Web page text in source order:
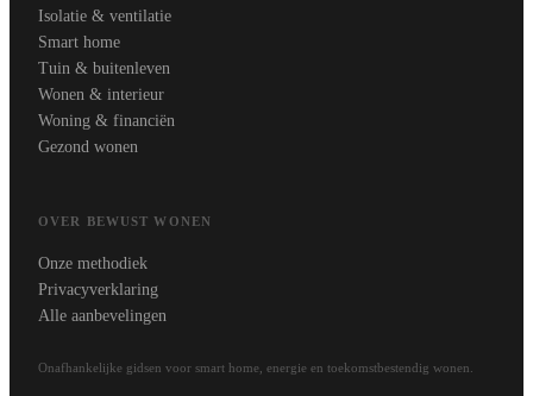
Isolatie & ventilatie
Smart home
Tuin & buitenleven
Wonen & interieur
Woning & financiën
Gezond wonen
OVER BEWUST WONEN
Onze methodiek
Privacyverklaring
Alle aanbevelingen
Onafhankelijke gidsen voor smart home, energie en toekomstbestendig wonen.